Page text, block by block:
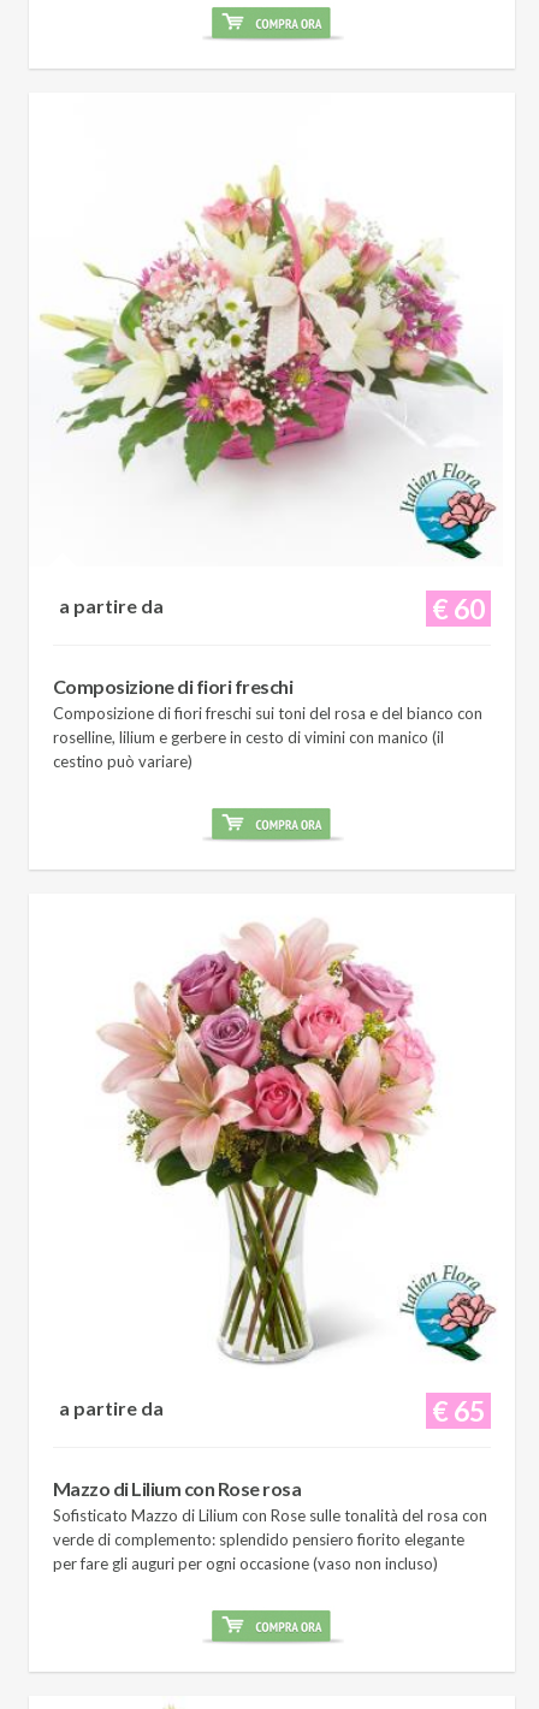
€ 60
a partire da
Composizione di fiori freschi
Composizione di fiori freschi sui toni del rosa e del bianco con
roselline, lilium e gerbere in cesto di vimini con manico (il
cestino può variare)
€ 65
a partire da
Mazzo di Lilium con Rose rosa
Sofisticato Mazzo di Lilium con Rose sulle tonalità del rosa con
verde di complemento: splendido pensiero fiorito elegante
per fare gli auguri per ogni occasione (vaso non incluso)